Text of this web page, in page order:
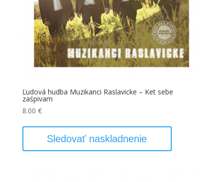
Ľudová hudba Muzikanci Raslavicke – Ket sebe
zaśpivam
8.00 €
Sledovať naskladnenie